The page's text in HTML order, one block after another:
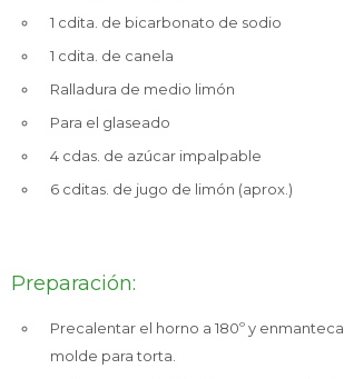
1 cdita. de bicarbonato de sodio
1 cdita. de canela
Ralladura de medio limón
Para el glaseado
4 cdas. de azúcar impalpable
6 cditas. de jugo de limón (aprox.)
Preparación:
Precalentar el horno a 180º y
molde para torta.
Celulares
Outlet